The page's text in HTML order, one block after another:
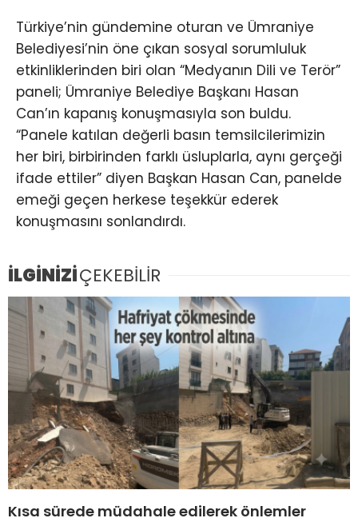
Türkiye’nin gündemine oturan ve Ümraniye
Belediyesi’nin öne çıkan sosyal sorumluluk
etkinliklerinden biri olan “Medyanın Dili ve Terör”
paneli; Ümraniye Belediye Başkanı Hasan
Can’ın kapanış konuşmasıyla son buldu.
“Panele katılan değerli basın temsilcilerimizin
her biri, birbirinden farklı üsluplarla, aynı gerçeği
ifade ettiler” diyen Başkan Hasan Can, panelde
emeği geçen herkese teşekkür ederek
konuşmasını sonlandırdı.
İLGİNİZİÇEKEBİLİR
Kısa sürede müdahale edilerek önlemler